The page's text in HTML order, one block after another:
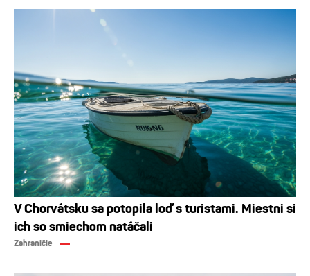
V Chorvátsku sa potopila loď s turistami. Miestni si
ich so smiechom natáčali
Zahraničie